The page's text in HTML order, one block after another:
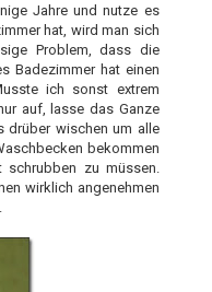
Jahre und nutze es
hat, wird man sich
Problem, dass die
Badezimmer hat einen
ich sonst extrem
auf, lasse das Ganze
drüber wischen um alle
bekommen
schrubben zu müssen.
wirklich angenehmen